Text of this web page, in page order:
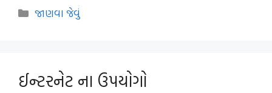
Categories
જાણવા જેવું
ઈન્ટરનેટ ના ઉપયોગો